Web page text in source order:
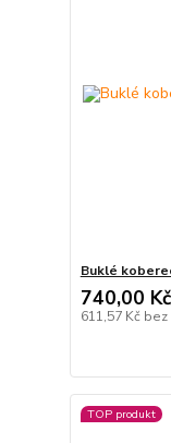
Buklé
740,00 Kč
611,57 Kč bez
TOP produkt